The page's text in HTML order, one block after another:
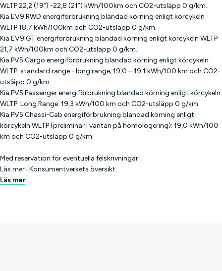
WLTP 22,2 (19”) -22,8 (21”) kWh/100km och CO2-utsläpp 0 g/km.
Kia EV9 RWD energiförbrukning blandad körning enligt körcykeln
WLTP 18,7 kWh/100km och CO2-utsläpp 0 g/km.
Kia EV9 GT energiförbrukning blandad körning enligt körcykeln WLTP
21,7 kWh/100km och CO2-utsläpp 0 g/km.
Kia PV5 Cargo energiförbrukning blandad körning enligt körcykeln
WLTP: standard range - long range; 19,0 – 19,1 kWh/100 km och CO2-
utsläpp 0 g/km.
Kia PV5 Passenger energiförbrukning blandad körning enligt körcykeln
WLTP: Long Range: 19,3 kWh/100 km och CO2-utsläpp 0 g/km.
Kia PV5 Chassi-Cab energiförbrukning blandad körning enligt
körcykeln WLTP (preliminär i väntan på homologering): 19,0 kWh/100
km och CO2-utsläpp 0 g/km.
Med reservation för eventuella felskrivningar.
Läs mer i Konsumentverkets översikt.
Läs mer